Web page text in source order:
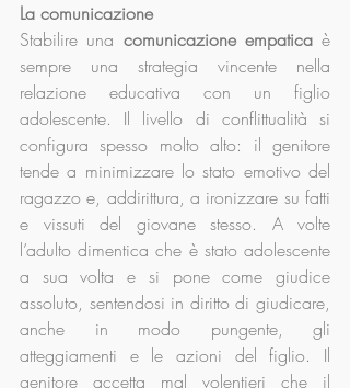
La comunicazione
Stabilire una comunicazione empatica è
sempre una strategia vincente nella
relazione educativa con un figlio
adolescente. Il livello di conflittualità si
configura spesso molto alto: il genitore
tende a minimizzare lo stato emotivo del
ragazzo e, addirittura, a ironizzare su fatti
e vissuti del giovane stesso. A volte
l’adulto dimentica che è stato adolescente
a sua volta e si pone come giudice
assoluto, sentendosi in diritto di giudicare,
anche in modo pungente, gli
atteggiamenti e le azioni del figlio. Il
genitore accetta mal volentieri che il